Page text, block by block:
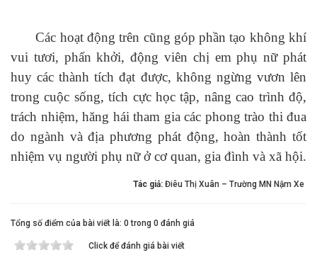
Các hoạt động trên cũng góp phần tạo không khí
vui tươi, phấn khởi, động viên chị em phụ nữ phát
huy các thành tích đạt được, không ngừng vươn lên
trong cuộc sống, tích cực học tập, nâng cao trình độ,
trách nhiệm, hăng hái tham gia các phong trào thi đua
do ngành và địa phương phát động, hoàn thành tốt
nhiệm vụ người phụ nữ ở cơ quan, gia đình và xã hội.
Tác giả: Điêu Thị Xuân – Trường MN Nậm Xe ​​​​​​​
Tổng số điểm của bài viết là: 0 trong 0 đánh giá
Click để đánh giá bài viết